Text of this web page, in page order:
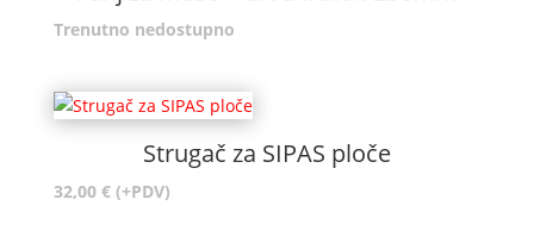
Trenutno nedostupno
Strugač za SIPAS ploče
32,00 € (+PDV)